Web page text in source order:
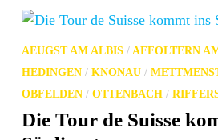
AEUGST AM ALBIS/ AFFOLTERN
HEDINGEN/ KNONAU/
OBFELDEN/ OTTENBACH/
Die Tour de Suisse